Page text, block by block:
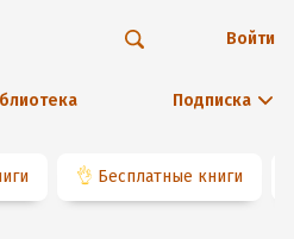
Подписка
Войти
👌 Бесплатные книги